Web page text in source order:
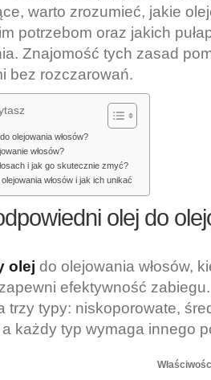
warto zrozumieć, jakie
potrzebom oraz jakich
Znajomość tych zasad
bez rozczarowań.
olejowania włosów?
włosów?
i jak go skutecznie zmyć?
włosów i jak ich unikać
olej do
olej do olejowania włosów,
efektywność
trzy typy: niskoporowate,
każdy typ wymaga innego